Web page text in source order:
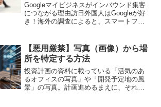
Googleマイビジネスがインバウンド集客
につながる理由訪日外国人はGoogleが好
き！海外の調査によると、スマートフォ
ップを利用しています。そのことから、
訪日...
【悪用厳禁】写真（画像）から場
所を特定する方法
投資計画の資料に載っている「活気のあ
るオフィスの写真」や「開発予定地の風
景」の写真。計画進めるまえに、それが